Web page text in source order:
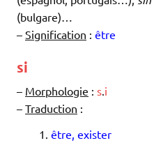
(bulgare)…
– Signification : être
si
– Morphologie : s i
– Traduction :
être, exister